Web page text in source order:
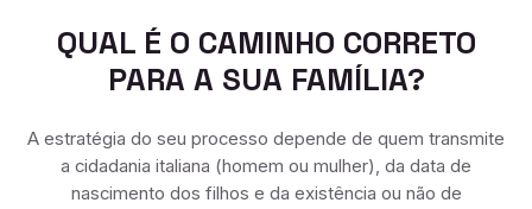
QUAL É O CAMINHO CORRETO
PARA A SUA FAMÍLIA?
A estratégia do seu processo depende de quem transmite
a cidadania italiana (homem ou mulher), da data de
nascimento dos filhos e da existência ou não de